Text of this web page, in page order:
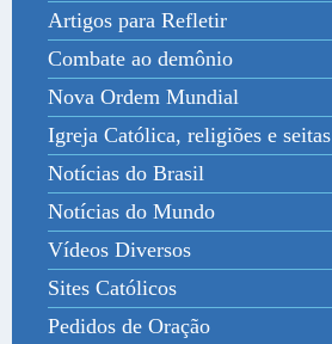
Artigos para Refletir
Combate ao demônio
Nova Ordem Mundial
Igreja Católica, religiões e seitas
Notícias do Brasil
Notícias do Mundo
Vídeos Diversos
Sites Católicos
Pedidos de Oração